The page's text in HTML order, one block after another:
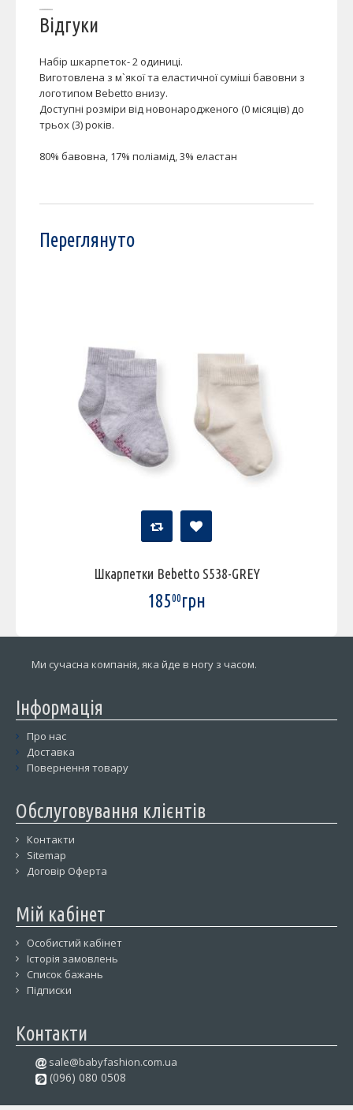
Відгуки
Набір шкарпеток- 2 одиниці.
Виготовлена з м`якої та еластичної суміші бавовни з
логотипом Bebetto внизу.
Доступні розміри від новонародженого (0 місяців) до
трьох (3) років.
80% бавовна, 17% поліамід, 3% еластан
Переглянуто
Шкарпетки Bebetto S538-GREY
18500грн
Ми сучасна компанія, яка йде в ногу з часом.
Інформація
Про нас
Доставка
Повернення товару
Обслуговування клієнтів
Контакти
Sitemap
Договір Оферта
Мій кабінет
Особистий кабінет
Історія замовлень
Список бажань
Підписки
Контакти
sale@babyfashion.com.ua
(096) 080 0508